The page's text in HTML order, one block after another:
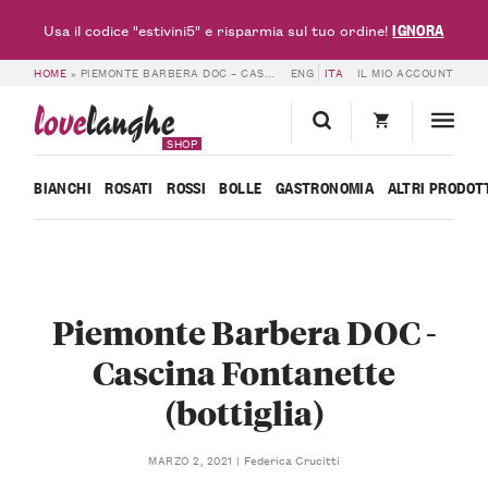
HOME » PIEMONTE BARBERA DOC – CASCINA FONTANETTE (BOTTIGLIA) ENG ITA IL MIO ACCOUNT
lovelanghe
SHOP
BIANCHI ROSATI ROSSI BOLLE GASTRONOMIA ALTRI
Piemonte Barbera DOC -
Cascina Fontanette
(bottiglia)
MARZO 2, 2021 Federica Crucitti
Usa il codice "estivini5" e risparmia sul tuo ordine!IGNORA